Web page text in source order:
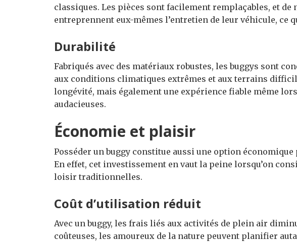
classiques. Les pièces sont facilement remplaçables, et de
entreprennent eux-mêmes l’entretien de leur véhicule, ce
Durabilité
Fabriqués avec des matériaux robustes, les buggys sont
aux conditions climatiques extrêmes et aux terrains
longévité, mais également une expérience fiable même
audacieuses.
Économie et plaisir
Posséder un buggy constitue aussi une option
En effet, cet investissement en vaut la peine lorsqu’on
loisir traditionnelles.
Coût d’utilisation réduit
Avec un buggy, les frais liés aux activités de plein air
coûteuses, les amoureux de la nature peuvent planifier